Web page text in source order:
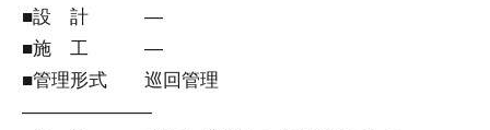
■設 計 ―
■施 工 ―
■管理形式 巡回管理
―――――――